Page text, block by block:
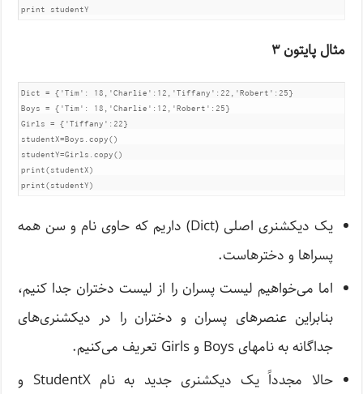
print studentY
مثال پایتون ۳
Dict = {'Tim': 18,'Charlie':12,'Tiffany':22,'Robert':25}
Boys = {'Tim': 18,'Charlie':12,'Robert':25}
Girls = {'Tiffany':22}
studentX=Boys.copy()
studentY=Girls.copy()
print(studentX)
print(studentY)
یک دیکشنری اصلی (Dict) داریم که حاوی نام و سن همه
پسراها و دخترهاست.
اما می‌خواهیم لیست پسران را از لیست دختران جدا کنیم،
بنابراین عنصرهای پسران و دختران را در دیکشنری‌های
جداگانه به نامهای Boys و Girls تعریف می‌کنیم.
حالا مجدداً یک دیکشنری جدید به نام StudentX و